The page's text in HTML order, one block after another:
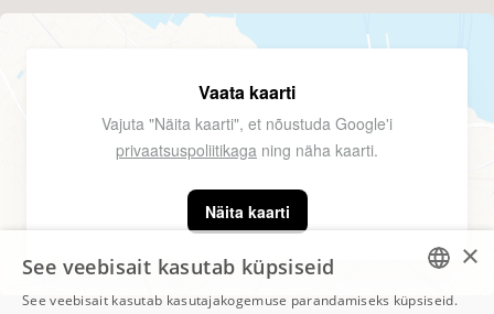
Vaata kaarti
Vajuta "Näita kaarti", et nõustuda Google'i
privaatsuspoliitikaga ning näha kaarti.
Näita kaarti
×
See veebisait kasutab küpsiseid
See veebisait kasutab kasutajakogemuse parandamiseks küpsiseid.